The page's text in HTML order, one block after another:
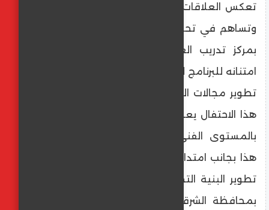
تعكس العلاقات التاريخية القوية بين الدولتين،
وتساهم في تحقيق إنجازات متميزة كما حدث
بمركز تدريب العاشر من رمضان، معربا عن
امتنانه للبرنامج لما له من مساهمة فعالة فى
تطوير مجالات التدريب بالمصلحة، لافتًا إلى أن
هذا الاحتفال يعبر عما تم إنجازه بغرض الارتقاء
بالمستوى الفني والتقني لمدربي المصلحة،
هذا بجانب امتداد الشراكة لأكثر من مجال مثل
تطوير البنية التحتية لمركز العاشر من رمضان
بمحافظة الشرقية ليصبح أول مركز للتعليم